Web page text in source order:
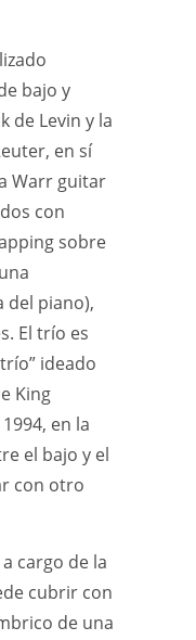
bajo y
de Levin y la
en sí
Warr guitar
con
sobre
del piano),
El trío es
ideado
King
en la
el bajo y el
con otro
cargo de la
cubrir con
de una